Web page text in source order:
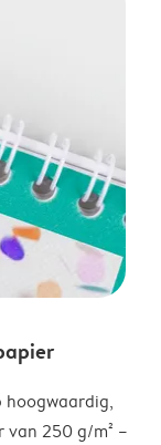
hoogwaardig,
van 250 g/m² –